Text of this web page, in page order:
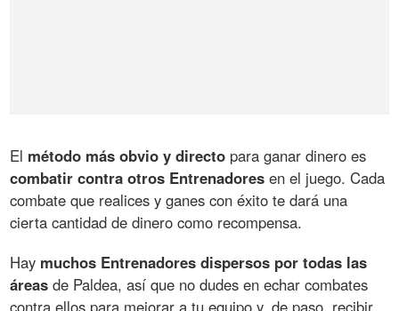
El método más obvio y directo para ganar dinero es
combatir contra otros Entrenadores en el juego. Cada
combate que realices y ganes con éxito te dará una
cierta cantidad de dinero como recompensa.
Hay muchos Entrenadores dispersos por todas las
áreas de Paldea, así que no dudes en echar combates
contra ellos para mejorar a tu equipo y, de paso, recibir